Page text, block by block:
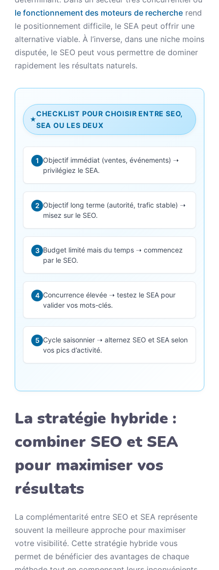
le fonctionnement des moteurs de recherche rend
le positionnement difficile, le SEA peut offrir une
alternative viable. À l’inverse, dans une niche moins
disputée, le SEO peut vous permettre de dominer
rapidement les résultats naturels.
★
CHECKLIST POUR CHOISIR ENTRE SEO,
SEA OU LES DEUX
1
Objectif immédiat (ventes, événements) ➝
privilégiez le SEA.
2 Objectif long terme (autorité, trafic stable) ➝
misez sur le SEO.
3 Budget limité mais du temps ➝ commencez
par le SEO.
4 Concurrence élevée ➝ testez le SEA pour
valider vos mots-clés.
5 Cycle saisonnier ➝ alternez SEO et SEA selon
vos pics d’activité.
La stratégie hybride :
combiner SEO et SEA
pour maximiser vos
résultats
La complémentarité entre SEO et SEA représente
souvent la meilleure approche pour maximiser
votre visibilité. Cette stratégie hybride vous
permet de bénéficier des avantages de chaque